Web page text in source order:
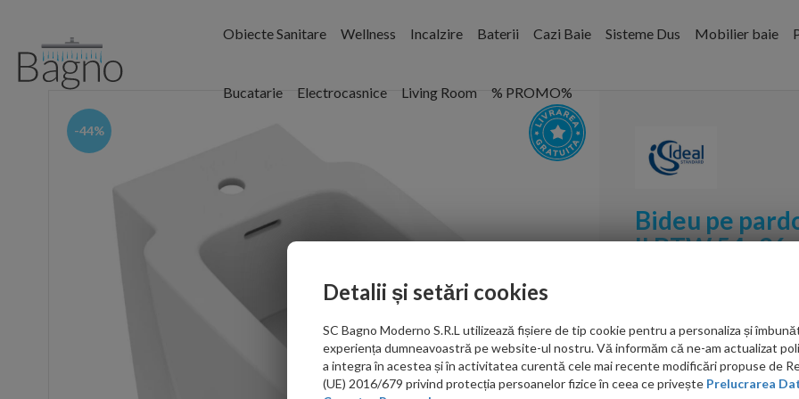
Obiecte Sanitare Wellness Incalzire Baterii Cazi Baie Sisteme Dus Mobilier baie
Bucatarie Electrocasnice Living Room % PROMO%
-44%
Bideu pe
II BTW 54x36
PRP: 2,051.00 RON
1,169.00 RON
Ati gasit in alta
Detalii și setări cookies
SC Bagno Moderno S.R.L utilizează fișiere de tip cookie pentru a personaliza și
experiența dumneavoastră pe website-ul nostru. Vă informăm că ne-am actualizat
a integra în acestea și în activitatea curentă cele mai recente modificări propuse de
(UE) 2016/679 privind protecția persoanelor fizice în ceea ce privește Prelucrarea